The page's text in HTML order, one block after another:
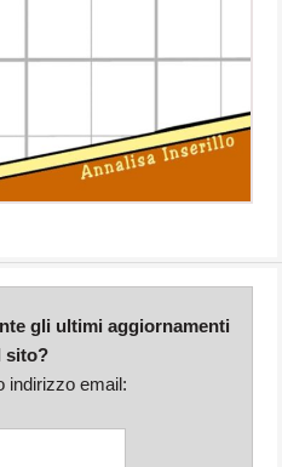
gli ultimi aggiornamenti
sito?
indirizzo email: